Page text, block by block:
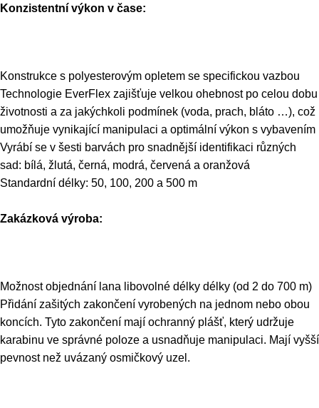
Konzistentní výkon v čase:
Konstrukce s polyesterovým opletem se specifickou vazbou
Technologie EverFlex zajišťuje velkou ohebnost po celou dobu
životnosti a za jakýchkoli podmínek (voda, prach, bláto …), což
umožňuje vynikající manipulaci a optimální výkon s vybavením
Vyrábí se v šesti barvách pro snadnější identifikaci různých
sad: bílá, žlutá, černá, modrá, červená a oranžová
Standardní délky: 50, 100, 200 a 500 m
Zakázková výroba:
Možnost objednání lana libovolné délky délky (od 2 do 700 m)
Přidání zašitých zakončení vyrobených na jednom nebo obou
koncích. Tyto zakončení mají ochranný plášť, který udržuje
karabinu ve správné poloze a usnadňuje manipulaci. Mají vyšší
pevnost než uvázaný osmičkový uzel.